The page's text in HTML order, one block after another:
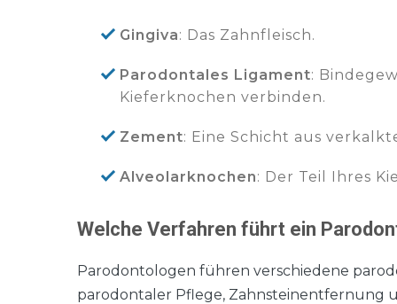
Gingiva: Das Zahnfleisch.
Parodontales Ligament:
Kieferknochen verbinden.
Zement: Eine Schicht aus
Alveolarknochen: Der Teil Ihres
Welche Verfahren führt ein
Parodontologen führen verschiedene
parodontaler Pflege, Zahnsteinentfernung